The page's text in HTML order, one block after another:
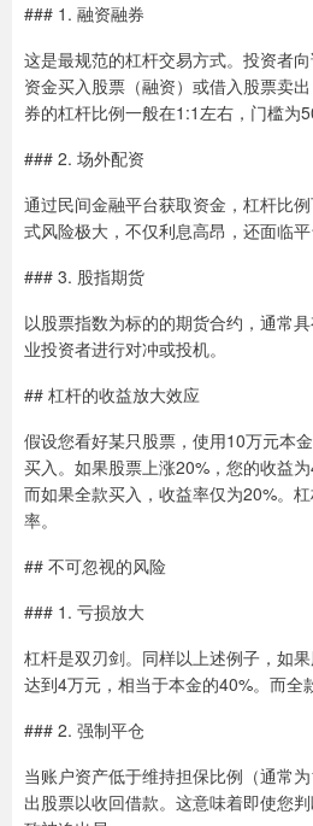
### 1. 融资融券
这是最规范的杠杆交易方式。投资者
资金买入股票（融资）或借入股票卖
券的杠杆比例一般在1:1左右，门槛为
### 2. 场外配资
通过民间金融平台获取资金，杠杆比
式风险极大，不仅利息高昂，还面临平
### 3. 股指期货
以股票指数为标的的期货合约，通常
业投资者进行对冲或投机。
## 杠杆的收益放大效应
假设您看好某只股票，使用10万元本
买入。如果股票上涨20%，您的收益为
而如果全款买入，收益率仅为20%。
率。
## 不可忽视的风险
### 1. 亏损放大
杠杆是双刃剑。同样以上述例子，如
达到4万元，相当于本金的40%。而全
### 2. 强制平仓
当账户资产低于维持担保比例（通常
出股票以收回借款。这意味着即使您